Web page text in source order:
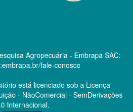
Agropecuária - Embrapa SAC:
fale-conosco
está licenciado sob a Licença
- NãoComercial - SemDerivações
Internacional.